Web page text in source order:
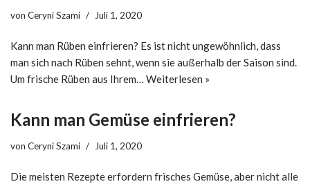
von Ceryni Szami Juli 1, 2020
Kann man Rüben einfrieren? Es ist nicht ungewöhnlich, dass
man sich nach Rüben sehnt, wenn sie außerhalb der Saison sind.
Um frische Rüben aus Ihrem… Weiterlesen »
Kann man Gemüse einfrieren?
von Ceryni Szami Juli 1, 2020
Die meisten Rezepte erfordern frisches Gemüse, aber nicht alle